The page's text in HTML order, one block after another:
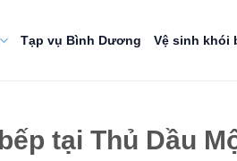
Tạp vụ Bình Dương Vệ sinh khói
tại Thủ Dầu